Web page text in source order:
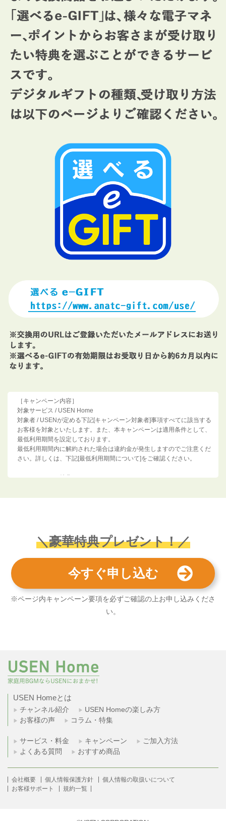
［キャンペーン内容］
対象サービス / USEN Home
対象者 / USENが定める下記[キャンペーン対象者]事項すべてに該当する
お客様を対象といたします。また、本キャンペーンは適用条件として、
最低利用期間を設定しております。
最低利用期間内に解約された場合は違約金が発生しますのでご注意くだ
さい。詳しくは、下記[最低利用期間について]をご確認ください。
［キャンペーン特典］
・特典:20,000円分の選べるデジタルギフト
月額利用料2ヶ月分のご入金を確認させていただいた月の翌月末に「選
べるe-GIFT」の交換用URLをメールで送付します。メールに記載されて
選択してください。詳しい受け取り方法はこちら（https://www.anatc-
gift.com/use/）をご確認ください。
・「選べるe-GIFT」の有効期限はメール送付から約6ヶ月です。正確な
有効期限はメール及び交換画面の表示をご確認いただき、期限までに交
換をお願いします。
・「選べるe-GIFT」のURLは、お申し込み時にご登録いただいたメール
・「選べるe-GIFT」の交換商品は予告なく終了する場合がございます。
予めご了承ください。
・「選べるe-GIFT」のURLが記載されたメールを受信できない場合や有
す。有効期限の延長や再発行はできません。
・受信した「選べるe-GIFT」交換用メールはお客様にて管理をお願いし
ます。
［キャンペーン対象者］
・特典は、2026年8月3日～2026年8月31日までに対象サービスを新規
にお申し込みいただき、且つ受付完了し、お申し込み月の翌月末までに
・本キャンペーンは継続して実施しております。
・特典は対象サービスお申し込み後にメールでご案内する「USEN
＼豪華特典プレゼント！／
今すぐ申し込む
※ページ内キャンペーン要項を必ずご確認の上お申し込みくださ
い。
USEN Homeとは
チャンネル紹介
USEN Homeの楽しみ方
お客様の声
コラム・特集
サービス・料金 キャンペーン
ご加入方法
よくある質問
おすすめ商品
会社概要 個人情報保護方針
個人情報の取扱いについて
お客様サポート
規約一覧